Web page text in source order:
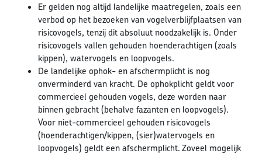
Er gelden nog altijd landelijke maatregelen, zoals een
verbod op het bezoeken van vogelverblijfplaatsen van
risicovogels, tenzij dit absoluut noodzakelijk is. Onder
risicovogels vallen gehouden hoenderachtigen (zoals
kippen), watervogels en loopvogels.
De landelijke ophok- en afschermplicht is nog
onverminderd van kracht. De ophokplicht geldt voor
commercieel gehouden vogels, deze worden naar
binnen gebracht (behalve fazanten en loopvogels).
Voor niet-commercieel gehouden risicovogels
(hoenderachtigen/kippen, (sier)watervogels en
loopvogels) geldt een afschermplicht. Zoveel mogelijk